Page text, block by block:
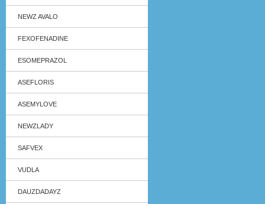
NEWZ AVALO
FEXOFENADINE
ESOMEPRAZOL
ASEFLORIS
ASEMYLOVE
NEWZLADY
SAFVEX
VUDLA
DAUZDADAYZ